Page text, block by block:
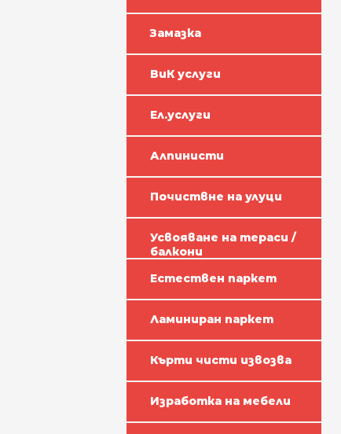
Замазка
ВиК услуги
Ел.услуги
Алпинисти
Почиствне на улуци
Усвояване на тераси /
балкони
Естествен паркет
Ламиниран паркет
Кърти чисти извозва
Изработка на мебели